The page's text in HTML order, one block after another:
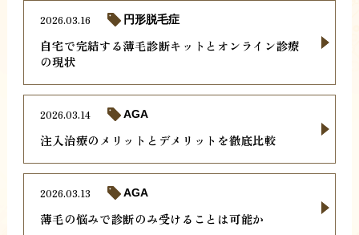
自宅で完結する薄毛診断キットとオンライン診療
の現状
2026.03.16 円形脱毛症
注入治療のメリットとデメリットを徹底比較
2026.03.14 AGA
薄毛の悩みで診断のみ受けることは可能か
2026.03.13 AGA